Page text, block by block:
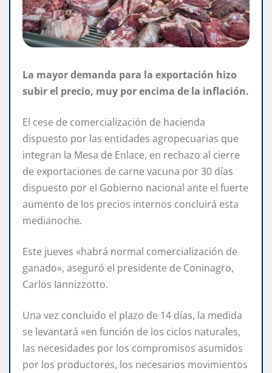
La mayor demanda para la exportación hizo
subir el precio, muy por encima de la inflación.
El cese de comercialización de hacienda
dispuesto por las entidades agropecuarias que
integran la Mesa de Enlace, en rechazo al cierre
de exportaciones de carne vacuna por 30 días
dispuesto por el Gobierno nacional ante el fuerte
aumento de los precios internos concluirá esta
medianoche.
Este jueves «habrá normal comercialización de
ganado», aseguró el presidente de Coninagro,
Carlos Iannizzotto.
Una vez concluido el plazo de 14 días, la medida
se levantará «en función de los ciclos naturales,
las necesidades por los compromisos asumidos
por los productores, los necesarios movimientos